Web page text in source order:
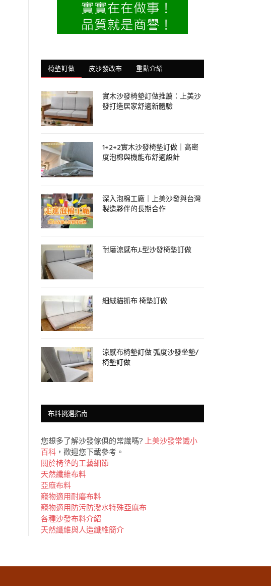
椅墊訂做 皮沙發改布 重點介紹
實木沙發椅墊訂做推薦：上美沙
發打造居家舒適新體驗
1+2+2實木沙發椅墊訂做｜高密
度泡棉與機能布舒適設計
深入泡棉工廠｜上美沙發與台灣
製造夥伴的長期合作
耐磨涼感布,L型沙發椅墊訂做
細絨貓抓布 椅墊訂做
涼感布椅墊訂做 弧度沙發坐墊/
椅墊訂做
布料挑選指南
您想多了解沙發傢俱的常識嗎?
上美沙發常識小
百科 ，歡迎您下載參考。
關於椅墊的工藝細節
天然纖維布料
亞麻布料
竉物適用耐磨布料
竉物適用防污防潑水特殊亞麻布
各種沙發布料介紹
天然纖維與人造纖維簡介